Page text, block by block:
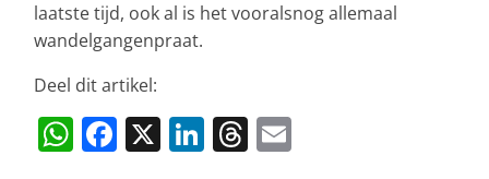
laatste tijd, ook al is het vooralsnog allemaal
wandelgangenpraat.
Deel dit artikel:
W F X Li T